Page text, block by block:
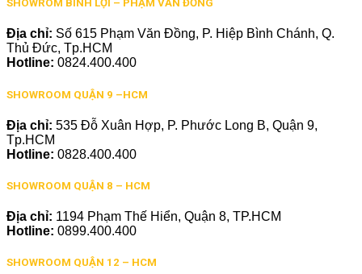
SHOWROM BÌNH LỢI – PHẠM VĂN ĐỒNG
Địa chỉ: Số 615 Phạm Văn Đồng, P. Hiệp Bình Chánh, Q.
Thủ Đức, Tp.HCM
Hotline: 0824.400.400
SHOWROOM QUẬN 9 –HCM
Địa chỉ: 535 Đỗ Xuân Hợp, P. Phước Long B, Quận 9,
Tp.HCM
Hotline: 0828.400.400
SHOWROOM QUẬN 8 – HCM
Địa chỉ: 1194 Phạm Thế Hiển, Quận 8, TP.HCM
Hotline: 0899.400.400
SHOWROOM QUẬN 12 – HCM